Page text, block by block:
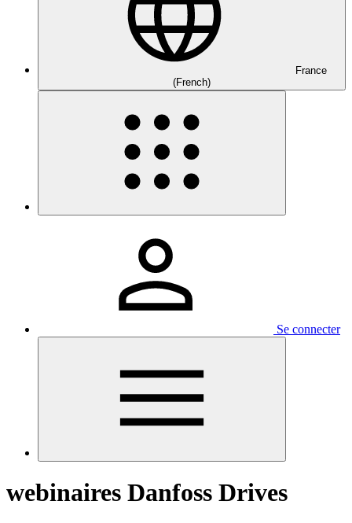
France
(French)
Se connecter
webinaires Danfoss Drives